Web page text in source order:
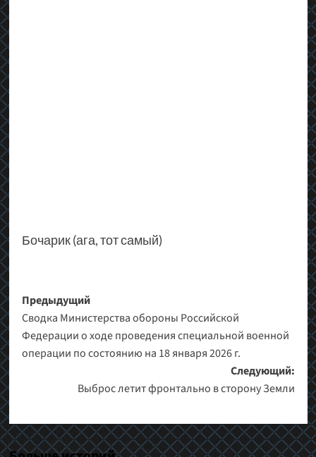
Бочарик (ага, тот самый)
Навигация
записи
Предыдущий
Сводка Министерства обороны Российской
Федерации о ходе проведения специальной военной
операции по состоянию на 18 января 2026 г.
Следующий:
Выброс летит фронтально в сторону Земли